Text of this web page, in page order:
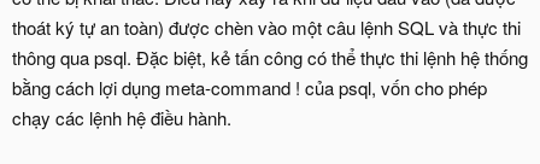
thoát ký tự an toàn) được chèn vào một câu lệnh SQL và thực thi
thông qua psql. Đặc biệt, kẻ tấn công có thể thực thi lệnh hệ thống
bằng cách lợi dụng meta-command ! của psql, vốn cho phép
chạy các lệnh hệ điều hành.